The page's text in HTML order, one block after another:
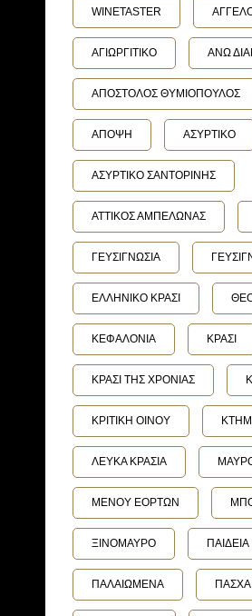
WINETASTER
ΑΓΙΩΡΓΙΤΙΚΟ ΑΝΩ
ΑΠΟΣΤΟΛΟΣ ΘΥΜΙΟΠΟΥΛΟΣ
ΑΠΟΨΗ ΑΣΥΡΤΙΚΟ
ΑΣΥΡΤΙΚΟ ΣΑΝΤΟΡΙΝΗΣ
ΑΤΤΙΚΟΣ ΑΜΠΕΛΩΝΑΣ
ΓΕΥΣΙΓΝΩΣΙΑ
ΕΛΛΗΝΙΚΟ ΚΡΑΣΙ
ΚΕΦΑΛΟΝΙΑ ΚΡΑΣΙ
ΚΡΑΣΙ ΤΗΣ ΧΡΟΝΙΑΣ
ΚΡΙΤΙΚΗ ΟΙΝΟΥ
ΛΕΥΚΑ ΚΡΑΣΙΑ
ΜΕΝΟΥ ΕΟΡΤΩΝ
ΞΙΝΟΜΑΥΡΟ ΠΑΙΔΕΙΑ
ΠΑΛΑΙΩΜΕΝΑ ΠΑΣΧΑ